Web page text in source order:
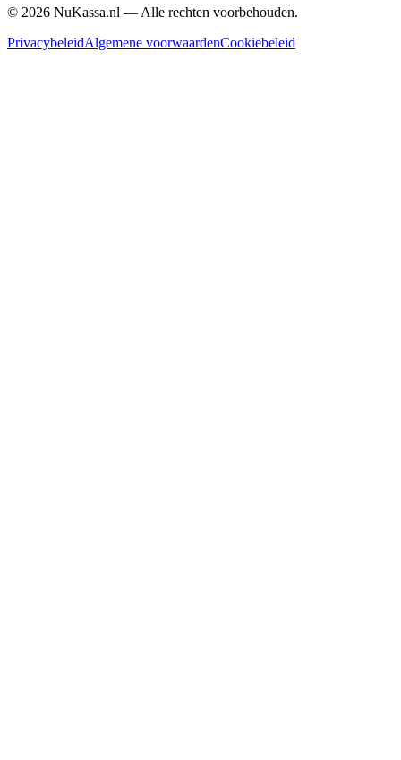
© 2026 NuKassa.nl — Alle rechten voorbehouden.
PrivacybeleidAlgemene voorwaardenCookiebeleid